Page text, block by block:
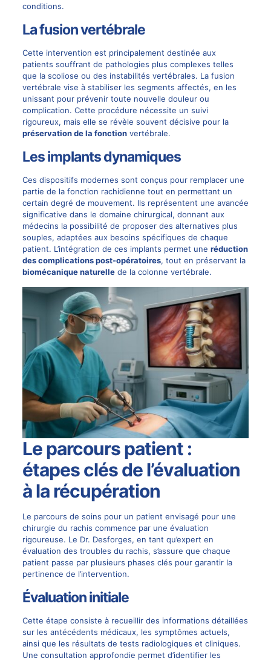
conditions.
La fusion vertébrale
Cette intervention est principalement destinée aux
patients souffrant de pathologies plus complexes telles
que la scoliose ou des instabilités vertébrales. La fusion
vertébrale vise à stabiliser les segments affectés, en les
unissant pour prévenir toute nouvelle douleur ou
complication. Cette procédure nécessite un suivi
rigoureux, mais elle se révèle souvent décisive pour la
préservation de la fonctionvertébrale.
Les implants dynamiques
Ces dispositifs modernes sont conçus pour remplacer une
partie de la fonction rachidienne tout en permettant un
certain degré de mouvement. Ils représentent une avancée
significative dans le domaine chirurgical, donnant aux
médecins la possibilité de proposer des alternatives plus
souples, adaptées aux besoins spécifiques de chaque
patient. L’intégration de ces implants permet une réduction
des complications post-opératoires, tout en préservant la
biomécanique naturellede la colonne vertébrale.
Le parcours patient :
étapes clés de l’évaluation
à la récupération
Le parcours de soins pour un patient envisagé pour une
chirurgie du rachis commence par une évaluation
rigoureuse. Le Dr. Desforges, en tant qu’expert en
évaluation des troubles du rachis, s’assure que chaque
patient passe par plusieurs phases clés pour garantir la
pertinence de l’intervention.
Évaluation initiale
Cette étape consiste à recueillir des informations détaillées
sur les antécédents médicaux, les symptômes actuels,
ainsi que les résultats de tests radiologiques et cliniques.
Une consultation approfondie permet d’identifier les